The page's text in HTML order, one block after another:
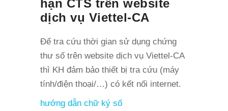
hạn CTS trên website
dịch vụ Viettel-CA
Để tra cứu thời gian sử dụng chứng
thư số trên website dịch vụ Viettel-CA
thì KH đảm bảo thiết bị tra cứu (máy
tính/điện thoại/…) có kết nối internet.
hướng dẫn chữ ký số